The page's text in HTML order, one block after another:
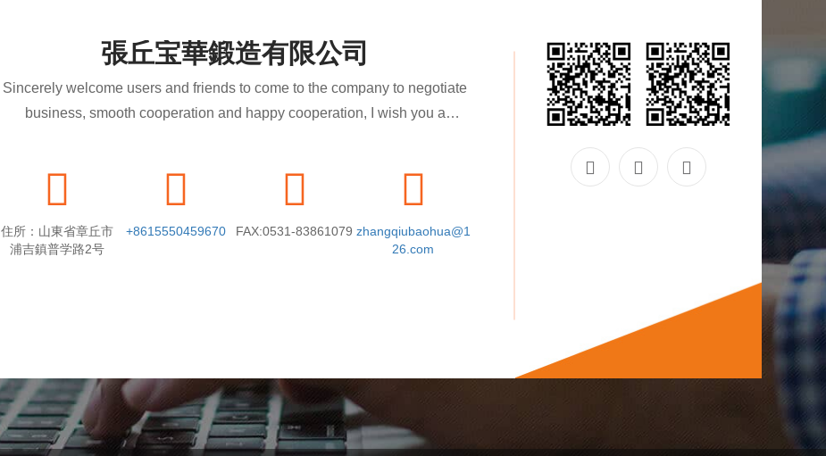
張丘宝華鍛造有限公司
Sincerely welcome users and friends to come to the company to negotiate
business, smooth cooperation and happy cooperation, I wish you a
住所：山東省章丘市
浦吉鎮普学路2号
+8615550459670 FAX:0531-83861079 zhangqiubaohua@1
26.com